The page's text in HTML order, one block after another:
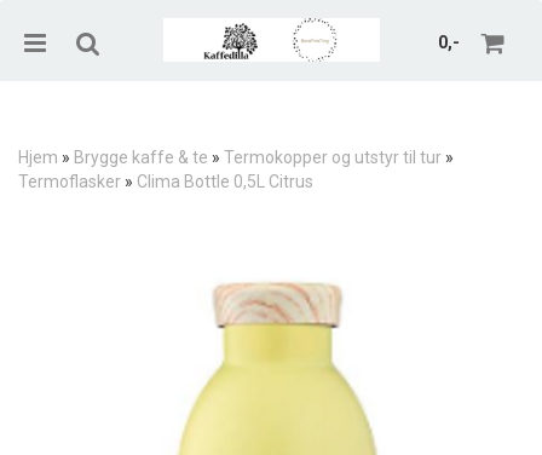
0,-
Hjem » Brygge kaffe & te » Termokopper og utstyr til tur »
Termoflasker » Clima Bottle 0,5L Citrus